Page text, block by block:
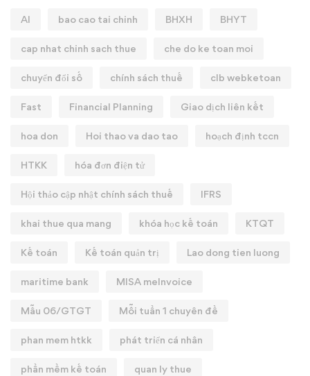
AI bao cao tai chinh BHXH BHYT
cap nhat chinh sach thue che do ke toan moi
chuyển đổi số chính sách thuế clb webketoan
Fast Financial Planning Giao dịch liên kết
hoa don Hoi thao va dao tao hoạch định tccn
HTKK hóa đơn điện tử
Hội thảo cập nhật chính sách thuế IFRS
khai thue qua mang khóa học kế toán KTQT
Kế toán Kế toán quản trị Lao dong tien luong
maritime bank MISA meInvoice
Mẫu 06/GTGT Mỗi tuần 1 chuyên đề
phan mem htkk phát triển cá nhân
phần mềm kế toán quan ly thue